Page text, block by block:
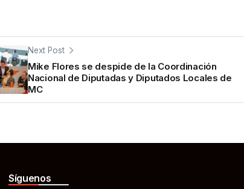
Next Post
Mike Flores se despide de la Coordinación
Nacional de Diputadas y Diputados Locales de
MC
Síguenos